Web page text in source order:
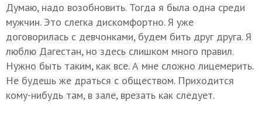
Думаю, надо возобновить. Тогда я была одна среди
мужчин. Это слегка дискомфортно. Я уже
договорилась с девчонками, будем бить друг друга. Я
люблю Дагестан, но здесь слишком много правил.
Нужно быть таким, как все. А мне сложно лицемерить.
Не будешь же драться с обществом. Приходится
кому-нибудь там, в зале, врезать как следует.